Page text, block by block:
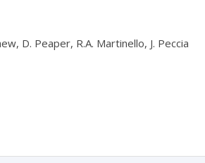
D. Peaper, R.A. Martinello, J. Peccia